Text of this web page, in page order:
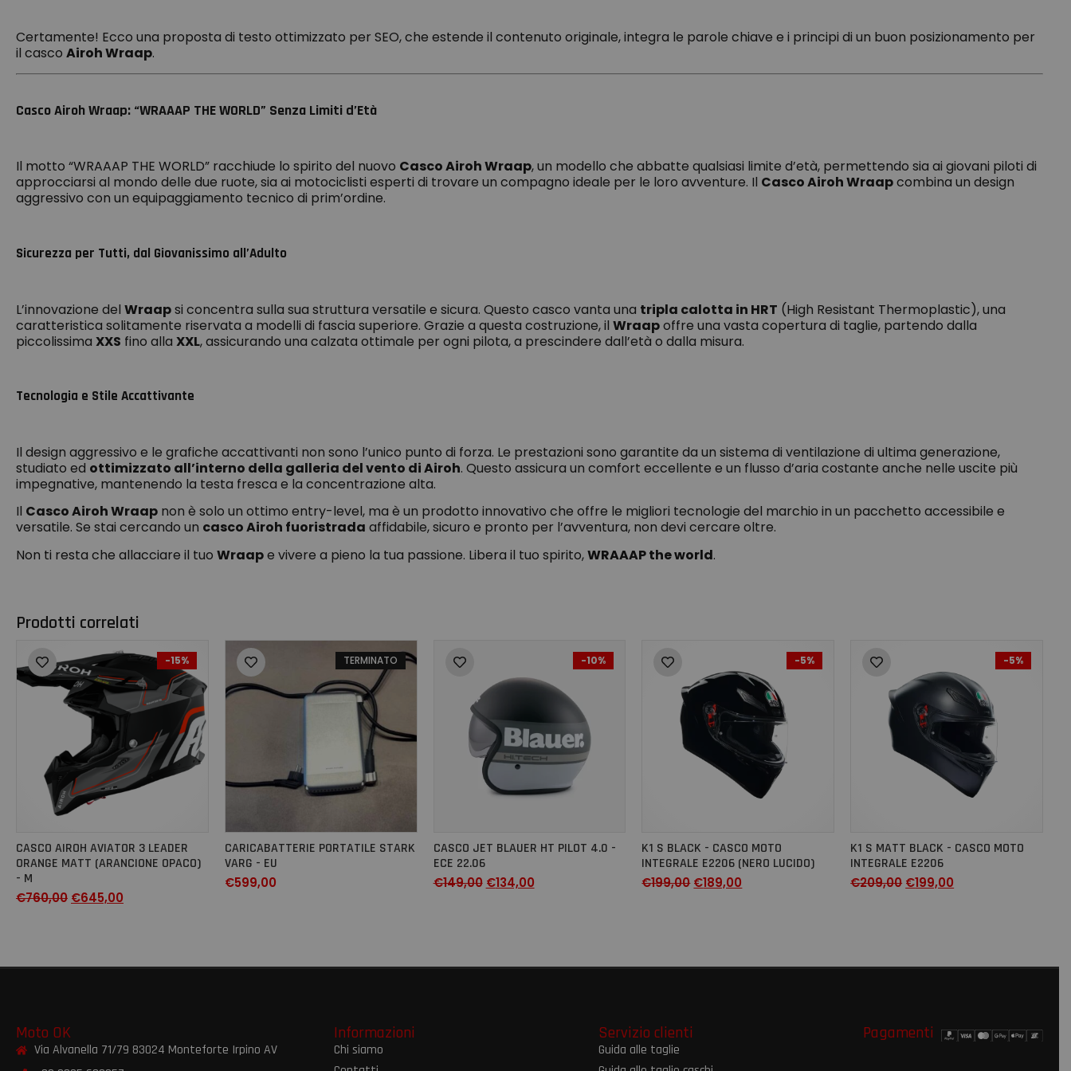
Certamente! Ecco una proposta di testo ottimizzato per SEO, che estende il contenuto originale, integra le parole chiave e i principi di un buon posizionamento per
il casco Airoh Wraap.
Casco Airoh Wraap: “WRAAAP THE WORLD” Senza Limiti d’Età
Il motto “WRAAAP THE WORLD” racchiude lo spirito del nuovo Casco Airoh Wraap, un modello che abbatte qualsiasi limite d’età, permettendo sia ai giovani piloti di
approcciarsi al mondo delle due ruote, sia ai motociclisti esperti di trovare un compagno ideale per le loro avventure. Il Casco Airoh Wraapcombina un design
aggressivo con un equipaggiamento tecnico di prim’ordine.
Sicurezza per Tutti, dal Giovanissimo all’Adulto
L’innovazione del Wraapsi concentra sulla sua struttura versatile e sicura. Questo casco vanta una tripla calotta in HRT (High Resistant Thermoplastic), una
caratteristica solitamente riservata a modelli di fascia superiore. Grazie a questa costruzione, il Wraapoffre una vasta copertura di taglie, partendo dalla
piccolissima XXS fino alla XXL, assicurando una calzata ottimale per ogni pilota, a prescindere dall’età o dalla misura.
Tecnologia e Stile Accattivante
Il design aggressivo e le grafiche accattivanti non sono l’unico punto di forza. Le prestazioni sono garantite da un sistema di ventilazione di ultima generazione,
studiato ed ottimizzato all’interno della galleria del vento di Airoh. Questo assicura un comfort eccellente e un flusso d’aria costante anche nelle uscite più
impegnative, mantenendo la testa fresca e la concentrazione alta.
Il Casco Airoh Wraap non è solo un ottimo entry-level, ma è un prodotto innovativo che offre le migliori tecnologie del marchio in un pacchetto accessibile e
versatile. Se stai cercando un casco Airoh fuoristrada affidabile, sicuro e pronto per l’avventura, non devi cercare oltre.
Non ti resta che allacciare il tuo Wraape vivere a pieno la tua passione. Libera il tuo spirito,WRAAAP the world.
Prodotti correlati
-15%
CASCO AIROH AVIATOR 3 LEADER
ORANGE MATT (ARANCIONE OPACO)
- M
€760,00 €645,00
TERMINATO
CARICABATTERIE PORTATILE STARK
VARG - EU
€599,00
-10%
CASCO JET BLAUER HT PILOT 4.0 -
ECE 22.06
€149,00 €134,00
-5%
K1 S BLACK - CASCO MOTO
INTEGRALE E2206 (NERO LUCIDO)
€199,00 €189,00
-5%
K1 S MATT BLACK - CASCO MOTO
INTEGRALE E2206
€209,00 €199,00
Moto OK
Via Alvanella 71/79 83024 Monteforte Irpino AV
Informazioni
Chi siamo
Servizio clienti
Guida alle taglie
Pagamenti